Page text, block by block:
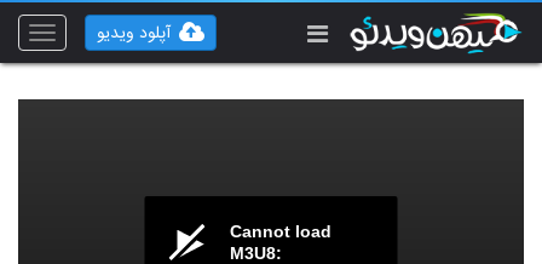
Toggle
آپلود ویدیو
Cannot load
M3U8: